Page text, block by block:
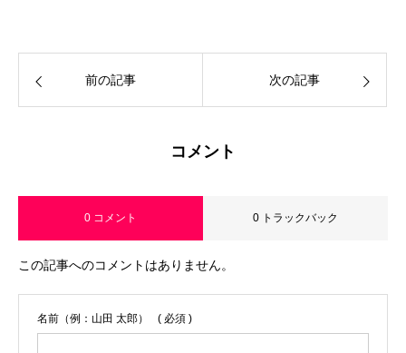
前の記事 次の記事
コメント
0 コメント 0 トラックバック
この記事へのコメントはありません。
名前（例：山田 太郎） ( 必須 )